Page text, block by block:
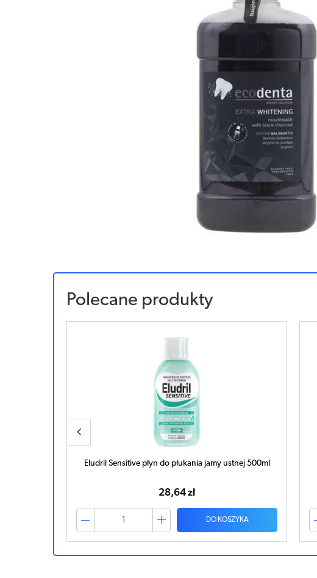
Polecane produkty
Eludril Sensitive płyn do płukania jamy ustnej 500ml
28,64 zł
DO KOSZYKA